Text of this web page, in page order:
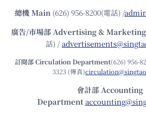
總機Main (626) 956-8200(電話) /
廣告/市場部Advertising & Marketing
話) /
訂閱部 Circulation Department(626) 956-
3323 (傳真)
會計部 Accounting
Department